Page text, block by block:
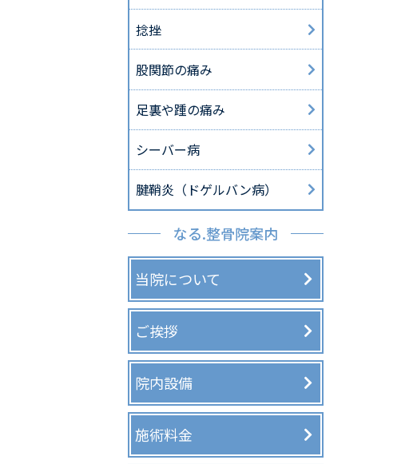
捻挫
股関節の痛み
足裏や踵の痛み
シーバー病
腱鞘炎（ドゲルバン病）
なる.整骨院案内
当院について
ご挨拶
院内設備
施術料金